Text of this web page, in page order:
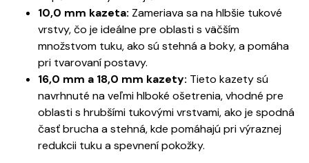
10,0 mm kazeta: Zameriava sa na hlbšie tukové
vrstvy, čo je ideálne pre oblasti s väčším
množstvom tuku, ako sú stehná a boky, a pomáha
pri tvarovaní postavy.
16,0 mm a 18,0 mm kazety: Tieto kazety sú
navrhnuté na veľmi hlboké ošetrenia, vhodné pre
oblasti s hrubšími tukovými vrstvami, ako je spodná
časť brucha a stehná, kde pomáhajú pri výraznej
redukcii tuku a spevnení pokožky.